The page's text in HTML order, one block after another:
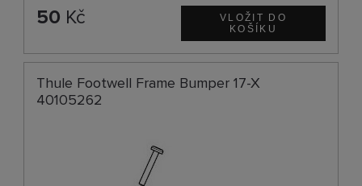
50 Kč
Thule Footwell Frame Bumper 17-X
40105262